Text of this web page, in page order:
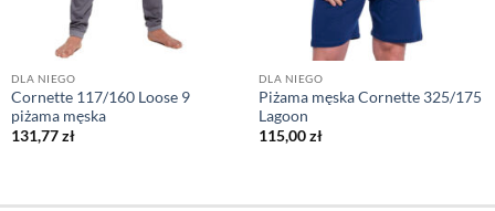
DLA NIEGO
Cornette 117/160 Loose 9
piżama męska
131,77zł
DLA NIEGO
Piżama męska Cornette 325/175
Lagoon
115,00zł